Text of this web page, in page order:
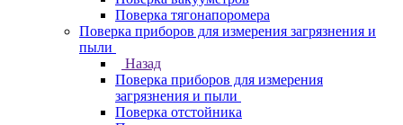
Поверка тягонапоромера
Поверка приборов для измерения загрязнения и
пыли
Назад
Поверка приборов для измерения
загрязнения и пыли
Поверка отстойника